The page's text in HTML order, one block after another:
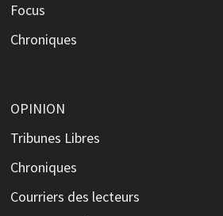
Focus
Chroniques
OPINION
Tribunes Libres
Chroniques
Courriers des lecteurs